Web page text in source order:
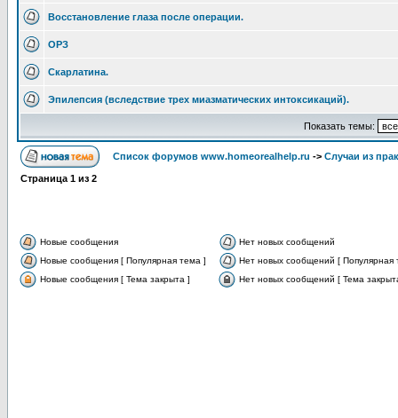
Восстановление глаза после операции.
ОРЗ
Скарлатина.
Эпилепсия (вследствие трех миазматических интоксикаций).
Показать темы:
Список форумов www.homeorealhelp.ru -> Случаи из
Страница 1 из 2
Новые сообщения
Нет новых сообщений
Новые сообщения [ Популярная тема ]
Нет новых сообщений [ Популярная
Новые сообщения [ Тема закрыта ]
Нет новых сообщений [ Тема